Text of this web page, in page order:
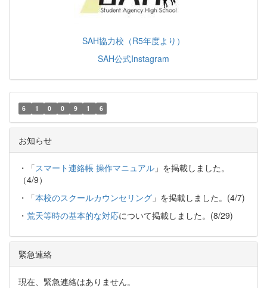
SAH協力校（R5年度より）
SAH公式Instagram
6 1 0 0 9 1 6
お知らせ
・「スマート連絡帳 操作マニュアル 」を掲載しました。
（4/9）
・「本校のスクールカウンセリング 」を掲載しました。(4/7)
・ 荒天等時の基本的な対応について掲載しました。(8/29)
緊急連絡
現在、緊急連絡はありません。